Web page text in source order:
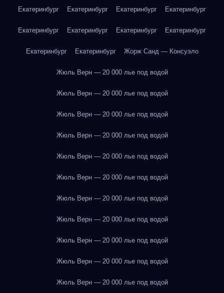
Екатеринбург Екатеринбург Екатеринбург Екатеринбург
Екатеринбург Екатеринбург Екатеринбург Екатеринбург
Екатеринбург Екатеринбург Жорж Санд — Консуэло
Жюль Верн — 20 000 лье под водой
Жюль Верн — 20 000 лье под водой
Жюль Верн — 20 000 лье под водой
Жюль Верн — 20 000 лье под водой
Жюль Верн — 20 000 лье под водой
Жюль Верн — 20 000 лье под водой
Жюль Верн — 20 000 лье под водой
Жюль Верн — 20 000 лье под водой
Жюль Верн — 20 000 лье под водой
Жюль Верн — 20 000 лье под водой
Жюль Верн — 20 000 лье под водой